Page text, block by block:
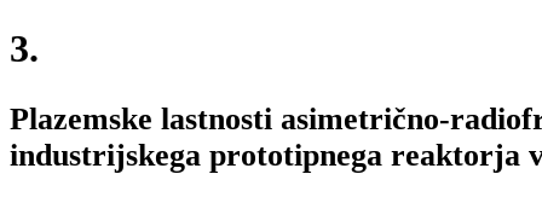
3.
Plazemske lastnosti asimetrično-
industrijskega prototipnega reaktorja